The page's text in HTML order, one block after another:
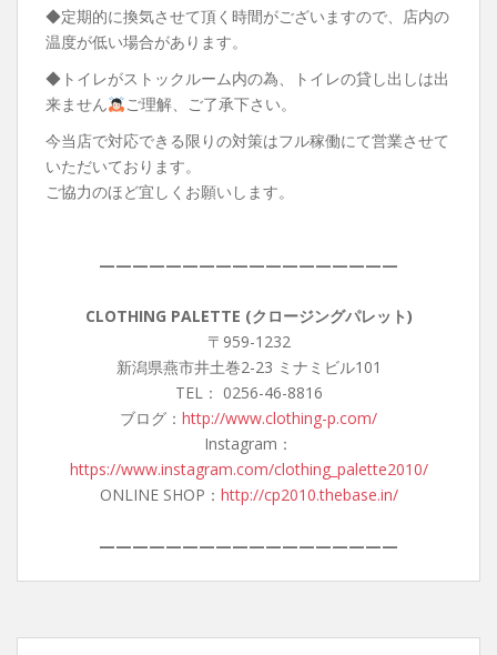
◆定期的に換気させて頂く時間がございますので、店内の
温度が低い場合があります。
◆トイレがストックルーム内の為、トイレの貸し出しは出
来ません
ご理解、ご了承下さい。
今当店で対応できる限りの対策はフル稼働にて営業させて
いただいております。
ご協力のほど宜しくお願いします。
——————————————————
CLOTHING PALETTE (クロージングパレット)
〒959-1232
新潟県燕市井土巻2-23 ミナミビル101
TEL： 0256-46-8816
ブログ： http://www.clothing-p.com/
Instagram：
https://www.instagram.com/clothing_palette2010/
ONLINE SHOP： http://cp2010.thebase.in/
——————————————————